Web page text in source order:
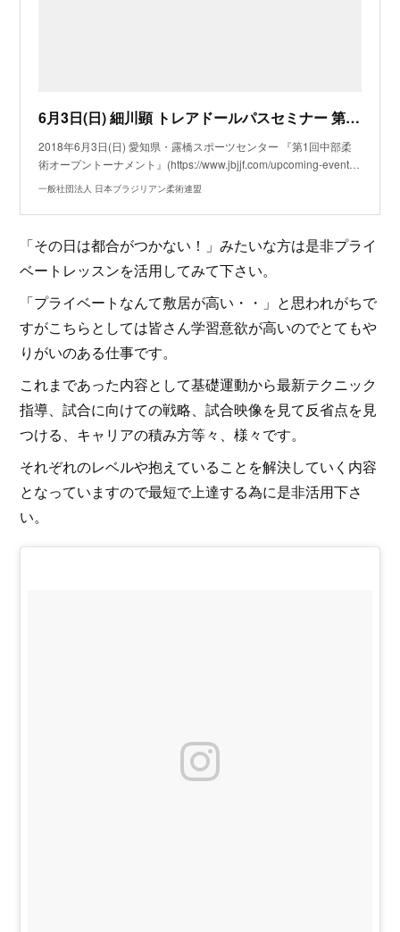
6月3日(日) 細川顕 トレアドールパスセミナー 第1回中部柔術オープントーナメント/愛知県・露橋スポーツセンター
2018年6月3日(日) 愛知県・露橋スポーツセンター 『第1回中部柔
術オープントーナメント』(https://www.jbjjf.com/upcoming-event…
一般社団法人 日本ブラジリアン柔術連盟
「その日は都合がつかない！」みたいな方は是非プライ
ベートレッスンを活用してみて下さい。
「プライベートなんて敷居が高い・・」と思われがちで
すがこちらとしては皆さん学習意欲が高いのでとてもや
りがいのある仕事です。
これまであった内容として基礎運動から最新テクニック
指導、試合に向けての戦略、試合映像を見て反省点を見
つける、キャリアの積み方等々、様々です。
それぞれのレベルや抱えていることを解決していく内容
となっていますので最短で上達する為に是非活用下さ
い。